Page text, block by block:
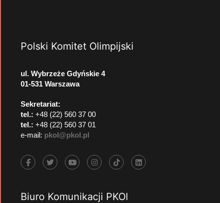
Polski Komitet Olimpijski
ul. Wybrzeże Gdyńskie 4
01-531 Warszawa
Sekretariat:
tel.: +48 (22) 560 37 00
tel.: +48 (22) 560 37 01
e-mail: pkol@pkol.pl
Biuro Komunikacji PKOl